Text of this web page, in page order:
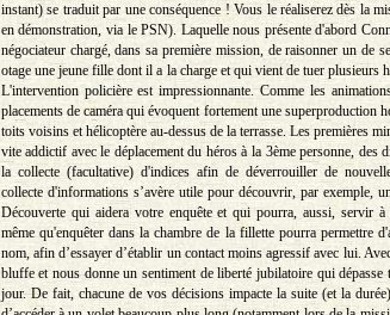
instant) se traduit par une conséquence ! Vous le réaliserez dès la
en démonstration, via le PSN). Laquelle nous présente d'abord
négociateur chargé, dans sa première mission, de raisonner un de
otage une jeune fille dont il a la charge et qui vient de tuer plusieurs
L'intervention policière est impressionnante. Comme les
placements de caméra qui évoquent fortement une superproduction
toits voisins et hélicoptère au-dessus de la terrasse. Les premières
vite addictif avec le déplacement du héros à la 3ème personne, des
la collecte (facultative) d'indices afin de déverrouiller de
collecte d'informations s’avère utile pour découvrir, par exemple,
Découverte qui aidera votre enquête et qui pourra, aussi, servir
même qu'enquêter dans la chambre de la fillette pourra permettre
nom, afin d’essayer d’établir un contact moins agressif avec lui.
bluffe et nous donne un sentiment de liberté jubilatoire qui dépasse
jour. De fait, chacune de vos décisions impacte la suite (et la